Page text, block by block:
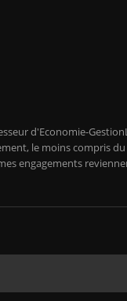
d'Economie-
le moins compris
engagements